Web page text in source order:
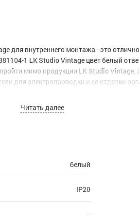
для внутреннего монтажа - это
1 LK Studio Vintage цвет белый
мимо продукции LK Studio
для электропроводки и ее отделки
от оригиналов.
Читать далее
белый
IP20
—